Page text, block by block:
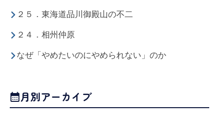
２５．東海道品川御殿山の不二
２４．相州仲原
なぜ「やめたいのにやめられない」のか
月別アーカイブ